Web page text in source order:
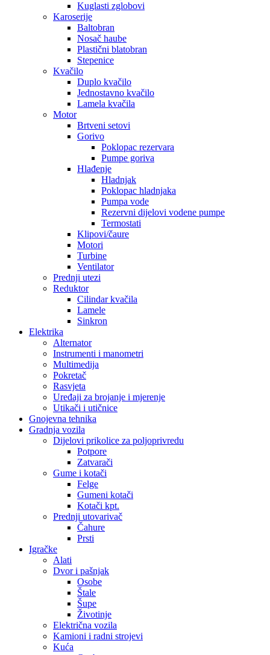
Kuglasti zglobovi
Karoserije
Baltobran
Nosač haube
Plastični blatobran
Stepenice
Kvačilo
Duplo kvačilo
Jednostavno kvačilo
Lamela kvačila
Motor
Brtveni setovi
Gorivo
Poklopac rezervara
Pumpe goriva
Hlađenje
Hladnjak
Poklopac hladnjaka
Pumpa vode
Rezervni dijelovi vodene pumpe
Termostati
Klipovi/čaure
Motori
Turbine
Ventilator
Prednji utezi
Reduktor
Cilindar kvačila
Lamele
Sinkron
Elektrika
Alternator
Instrumenti i manometri
Multimedija
Pokretač
Rasvjeta
Uređaji za brojanje i mjerenje
Utikači i utičnice
Gnojevna tehnika
Gradnja vozila
Dijelovi prikolice za poljoprivredu
Potpore
Zatvarači
Gume i kotači
Felge
Gumeni kotači
Kotači kpt.
Prednji utovarivač
Čahure
Prsti
Igračke
Alati
Dvor i pašnjak
Osobe
Štale
Šupe
Životinje
Električna vozila
Kamioni i radni strojevi
Kuća